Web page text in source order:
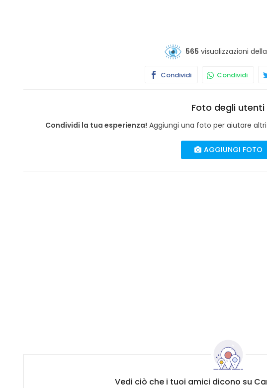
565 visualizzazioni
Condividi Condividi
Foto degli utenti
Condividi la tua esperienza! Aggiungi una foto per aiutare
AGGIUNGI FOTO
Vedi ciò che i tuoi amici dicono su